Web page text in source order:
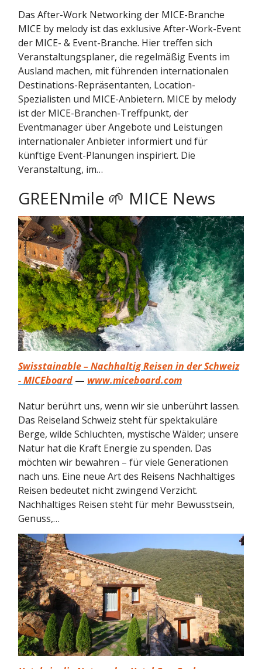
Das After-Work Networking der MICE-Branche
MICE by melody ist das exklusive After-Work-Event
der MICE- & Event-Branche. Hier treffen sich
Veranstaltungsplaner, die regelmäßig Events im
Ausland machen, mit führenden internationalen
Destinations-Repräsentanten, Location-
Spezialisten und MICE-Anbietern. MICE by melody
ist der MICE-Branchen-Treffpunkt, der
Eventmanager über Angebote und Leistungen
internationaler Anbieter informiert und für
künftige Event-Planungen inspiriert. Die
Veranstaltung, im…
GREENmile 🌱 MICE News
Swisstainable – Nachhaltig Reisen in der Schweiz
- MICEboard — www.miceboard.com
Natur berührt uns, wenn wir sie unberührt lassen.
Das Reiseland Schweiz steht für spektakuläre
Berge, wilde Schluchten, mystische Wälder; unsere
Natur hat die Kraft Energie zu spenden. Das
möchten wir bewahren – für viele Generationen
nach uns. Eine neue Art des Reisens Nachhaltiges
Reisen bedeutet nicht zwingend Verzicht.
Nachhaltiges Reisen steht für mehr Bewusstsein,
Genuss,…